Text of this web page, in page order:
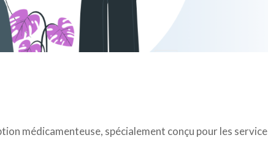
médicamenteuse, spécialement conçu pour les